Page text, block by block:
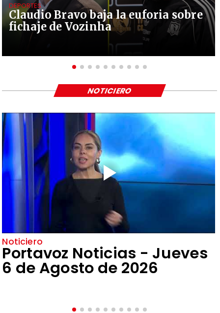
Claudio Bravo baja la euforia sobre
fichaje de Vozinha
DEPORTES
Noticiero
Portavoz Noticias - Jueves
6 de Agosto de 2026
NOTICIERO